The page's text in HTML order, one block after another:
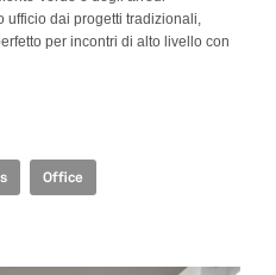
ufficio dai progetti tradizionali,
per incontri di alto livello con
Office